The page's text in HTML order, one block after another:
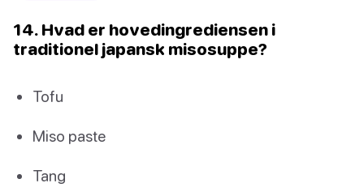
14. Hvad er hovedingrediensen i
traditionel japansk misosuppe?
Tofu
Miso paste
Tang